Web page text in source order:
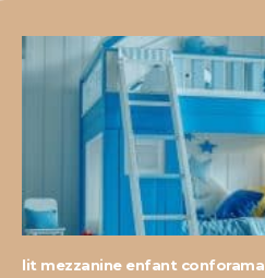
lit mezzanine enfant conforama